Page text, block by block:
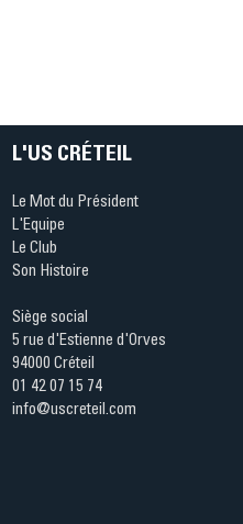
L'US CRÉTEIL
Le Mot du Président
L'Equipe
Le Club
Son Histoire
Siège social
5 rue d'Estienne d'Orves
94000 Créteil
01 42 07 15 74
info@uscreteil.com